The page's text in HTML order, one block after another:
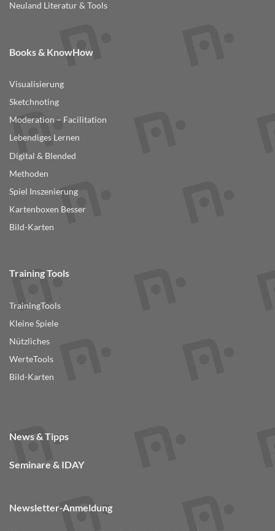
Neuland Literatur & Tools
Books & KnowHow
Visualisierung
Sketchnoting
Moderation – Facilitation
Lebendiges Lernen
Digital & Blended
Methoden
Spiel Inszenierung
Kartenboxen Besser
Bild-Karten
Training Tools
TrainingTools
Kleine Spiele
Nützliches
WerteTools
Bild-Karten
News & Tipps
Seminare & IDAY
Newsletter-Anmeldung